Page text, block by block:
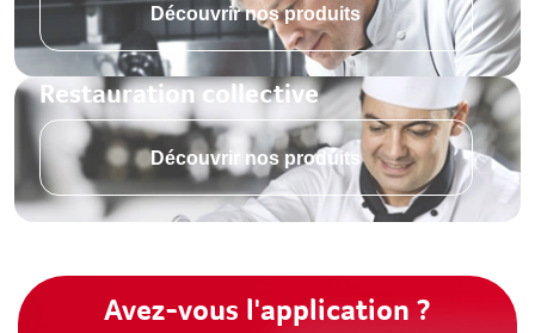
Découvrir nos produits
Restauration collective
Découvrir nos produits
Avez-vous l'application ?